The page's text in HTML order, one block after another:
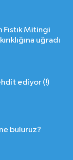
Mitingi
uğradı
ediyor (!)
buluruz?